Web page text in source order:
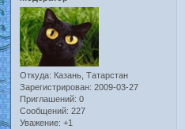
Откуда: Казань, Татарстан
Зарегистрирован: 2009-03-27
Приглашений: 0
Сообщений: 227
Уважение: +1